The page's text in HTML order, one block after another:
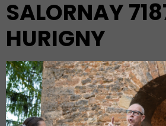
SALORNAY
HURIGNY